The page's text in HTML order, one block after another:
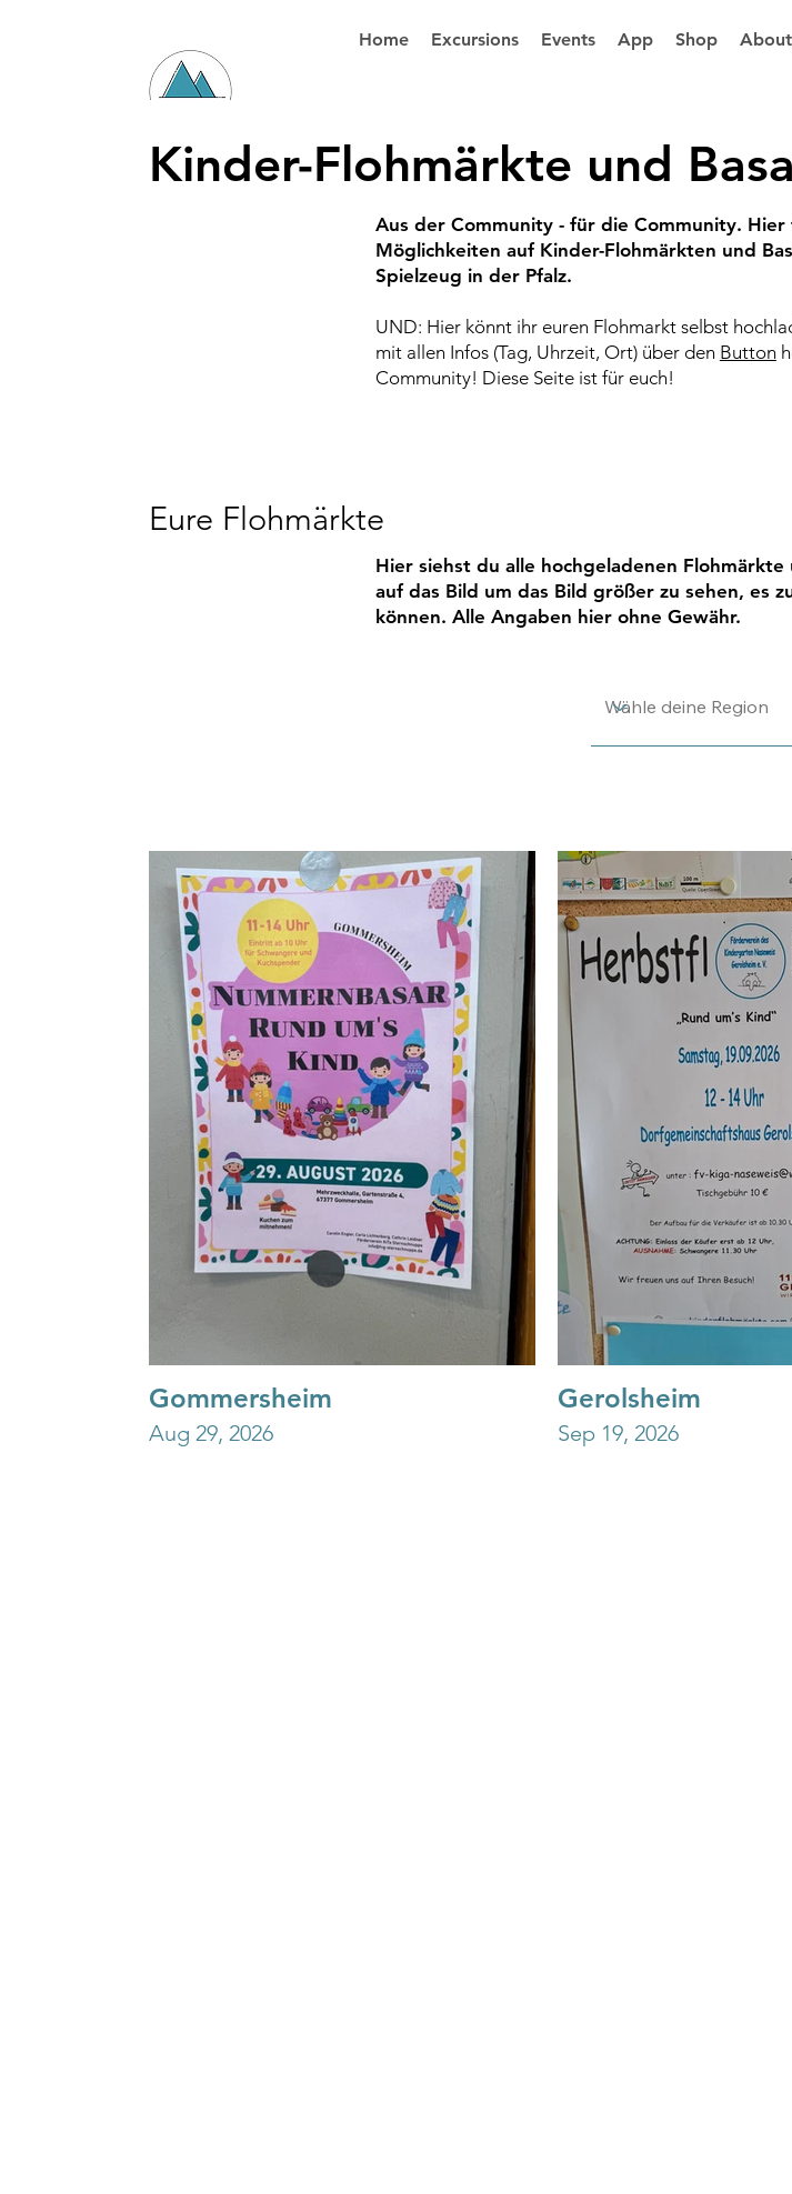
Home Excursions Events App Shop
Kinder-Flohmärkte und
Aus der Community - für die Community.
Möglichkeiten auf Kinder-Flohmärkten und
Spielzeug in der Pfalz.
UND: Hier könnt ihr euren Flohmarkt selbst
mit allen Infos (Tag, Uhrzeit, Ort) über den Button
Community! Diese Seite ist für euch!
Eure Flohmärkte
Hier siehst du alle hochgeladenen
auf das Bild um das Bild größer zu sehen, es
können. Alle Angaben hier ohne Gewähr.
Gommersheim
Aug 29, 2026
Gerolsheim
Sep 19, 2026